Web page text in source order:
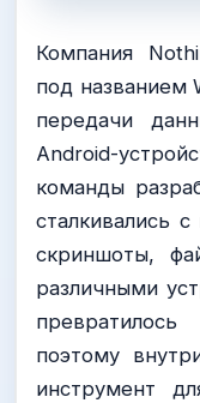
Компания
под названием
передачи
Android-
команды
сталкивались
скриншоты,
различными
поэтому
инструмент